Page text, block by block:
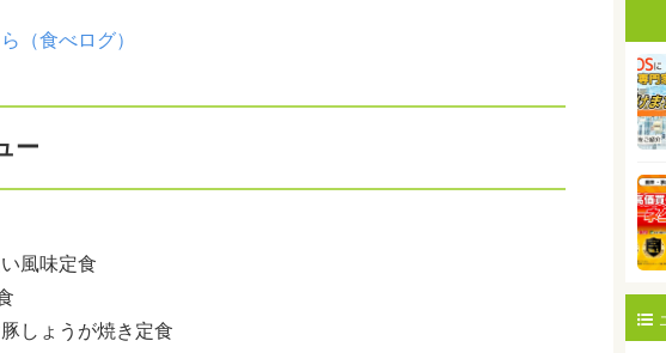
（食べログ）
ー
風味定食
しょうが焼き定食